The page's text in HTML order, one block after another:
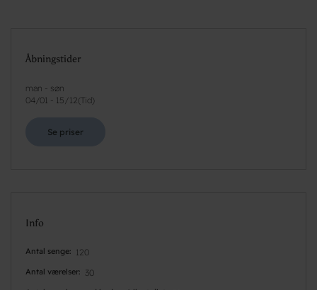
Åbningstider
man - søn
04/01 - 15/12( Tid)
Se priser
Info
Antal senge 120
Antal værelser 30